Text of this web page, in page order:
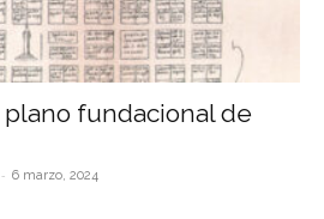
fundacional de
- 6 marzo, 2024